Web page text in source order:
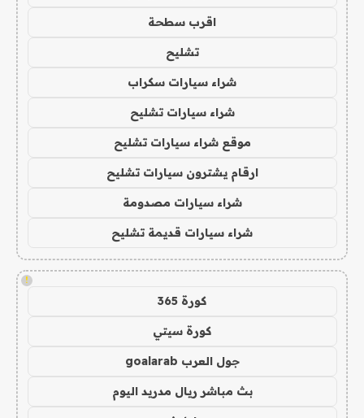
اقرب سطحة
تشليح
شراء سيارات سكراب
شراء سيارات تشليح
موقع شراء سيارات تشليح
ارقام يشترون سيارات تشليح
شراء سيارات مصدومة
شراء سيارات قديمة تشليح
!
كورة 365
كورة سيتي
جول العرب goalarab
بث مباشر ريال مدريد اليوم